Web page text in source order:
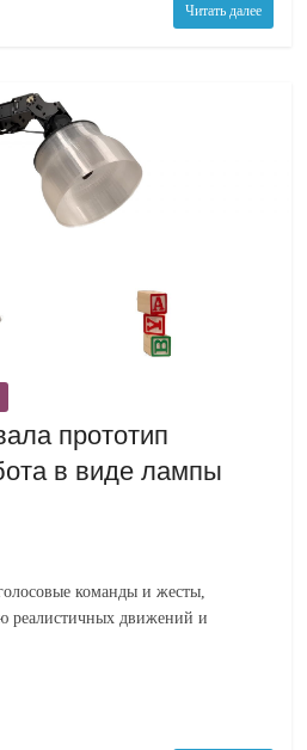
Читать далее
прототип
в виде лампы
команды и жесты,
реалистичных движений и